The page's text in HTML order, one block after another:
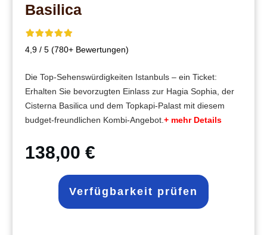
Basilica
4,9 / 5 (780+ Bewertungen)
Die Top-Sehenswürdigkeiten Istanbuls – ein Ticket:
Erhalten Sie bevorzugten Einlass zur Hagia Sophia, der
Cisterna Basilica und dem Topkapi-Palast mit diesem
budget-freundlichen Kombi-Angebot. + mehr Details
138,00 €
Verfügbarkeit prüfen